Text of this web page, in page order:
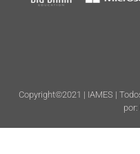
Copyright©2021 | IAMES |